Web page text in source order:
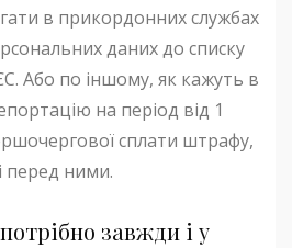
в прикордонних службах
даних до списку
Або по іншому, як кажуть в
на період від 1
сплати штрафу,
перед ними.
завжди і у